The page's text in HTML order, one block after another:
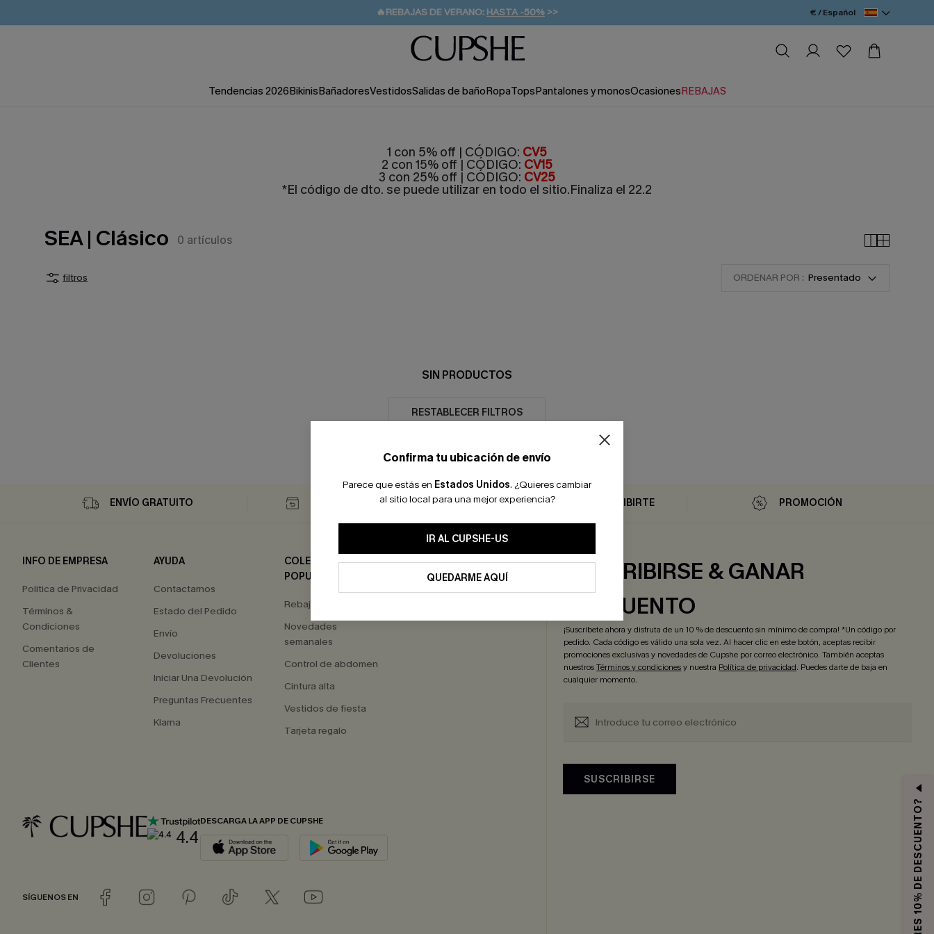
🔥REBAJAS DE VERANO: HASTA -50% >>
👒PROMOCIÓN DE VERANO:-10% EN 2 VESTIDOS
💌¡SUSCRIBIRSE & GANAR -10% EXTRA!
🚚ENVÍO GRATUITO A PARTIR DE 49 € >>
€ / Español
Tendencias 2026BikinisBañadoresVestidosSalidas de bañoRopaTopsPantalones y monosOcasionesREBAJAS
1 con 5% off | CÓDIGO: CV5
2 con 15% off | CÓDIGO: CV15
3 con 25% off | CÓDIGO: CV25
*El código de dto. se puede utilizar en todo el sitio.Finaliza el 22.2
SEA | Clásico 0 artículos
filtros ORDENAR POR : Presentado
SIN PRODUCTOS
RESTABLECER FILTROS
Confirma tu ubicación de envío
Parece que estás en Estados Unidos. ¿Quieres cambiar
al sitio local para una mejor experiencia?
IR AL CUPSHE-US
QUEDARME AQUÍ
ENVÍO GRATUITO DEVOLUCIÓN EN 30 DÍAS 10 % DTO. AL SUSCRIBIRTE PROMOCIÓN
INFO DE EMPRESA
Política de Privacidad
Términos &
Condiciones
Comentarios de
Clientes
AYUDA
Contactarnos
Estado del Pedido
Envío
Devoluciones
Iniciar Una Devolución
Preguntas Frecuentes
Klarna
COLECCIÓN
POPULAR
Rebajas
Novedades
semanales
Control de abdomen
Cintura alta
Vestidos de fiesta
Tarjeta regalo
4.4
DESCARGA LA APP DE CUPSHE
SÍGUENOS EN
SUSCRIBIRSE & GANAR
DESCUENTO
¡Suscríbete ahora y disfruta de un 10 % de descuento sin mínimo de compra! *Un código por
pedido. Cada código es válido una sola vez. Al hacer clic en este botón, aceptas recibir
promociones exclusivas y novedades de Cupshe por correo electrónico. También aceptas
nuestrosTérminos y condicionesy nuestra Política de privacidad. Puedes darte de baja en
cualquier momento.
SUSCRIBIRSE
¿QUIERES 10% DE DESCUENTO?